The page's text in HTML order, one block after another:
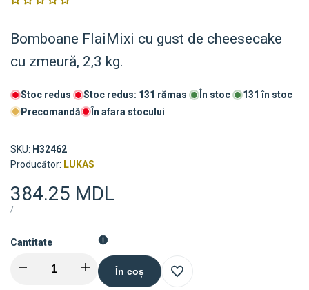
Bomboane FlaiMixi cu gust de cheesecake
cu zmeură, 2,3 kg.
Stoc redus Stoc redus: 131 rămas În stoc 131 în stoc
Precomandă
În afara stocului
SKU: H32462
Producător: Furnizor:
LUKAS
Preț
de
vânzare
384.25 MDL
PREȚ
/
Cantitate
Descreștere CrescereÎn coș